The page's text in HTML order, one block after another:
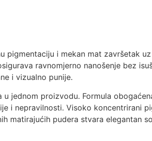
pigmentaciju i mekan mat završetak
ravnomjerno nanošenje bez
i vizualno punije.
jednom proizvodu. Formula
i nepravilnosti. Visoko koncentrirani
matirajućih pudera stvara elegantan